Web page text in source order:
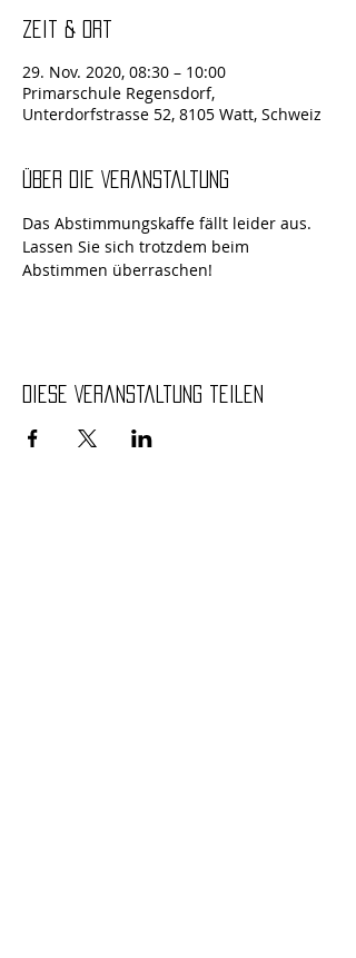
Zeit & Ort
29. Nov. 2020, 08:30 – 10:00
Primarschule Regensdorf,
Unterdorfstrasse 52, 8105 Watt, Schweiz
Über die Veranstaltung
Das Abstimmungskaffe fällt leider aus.
Lassen Sie sich trotzdem beim
Abstimmen überraschen!
Diese Veranstaltung teilen